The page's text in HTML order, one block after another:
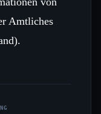
Amtliches